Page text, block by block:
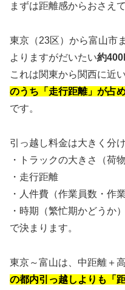
まずは距離感からおさえ
東京（23区）から富山市
よりますがだいたい約
これは関東から関西に近
のうち「走行距離」が占
です。
引っ越し料金は大きく分
・トラックの大きさ（荷物
・走行距離
・人件費（作業員数・作
・時期（繁忙期かどうか）
で決まります。
東京～富山は、中距離＋
の都内引っ越しよりも「